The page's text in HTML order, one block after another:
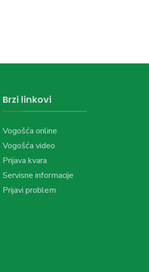
Brzi linkovi
Vogošća online
Vogošća video
Prijava kvara
Servisne informacije
Prijavi problem